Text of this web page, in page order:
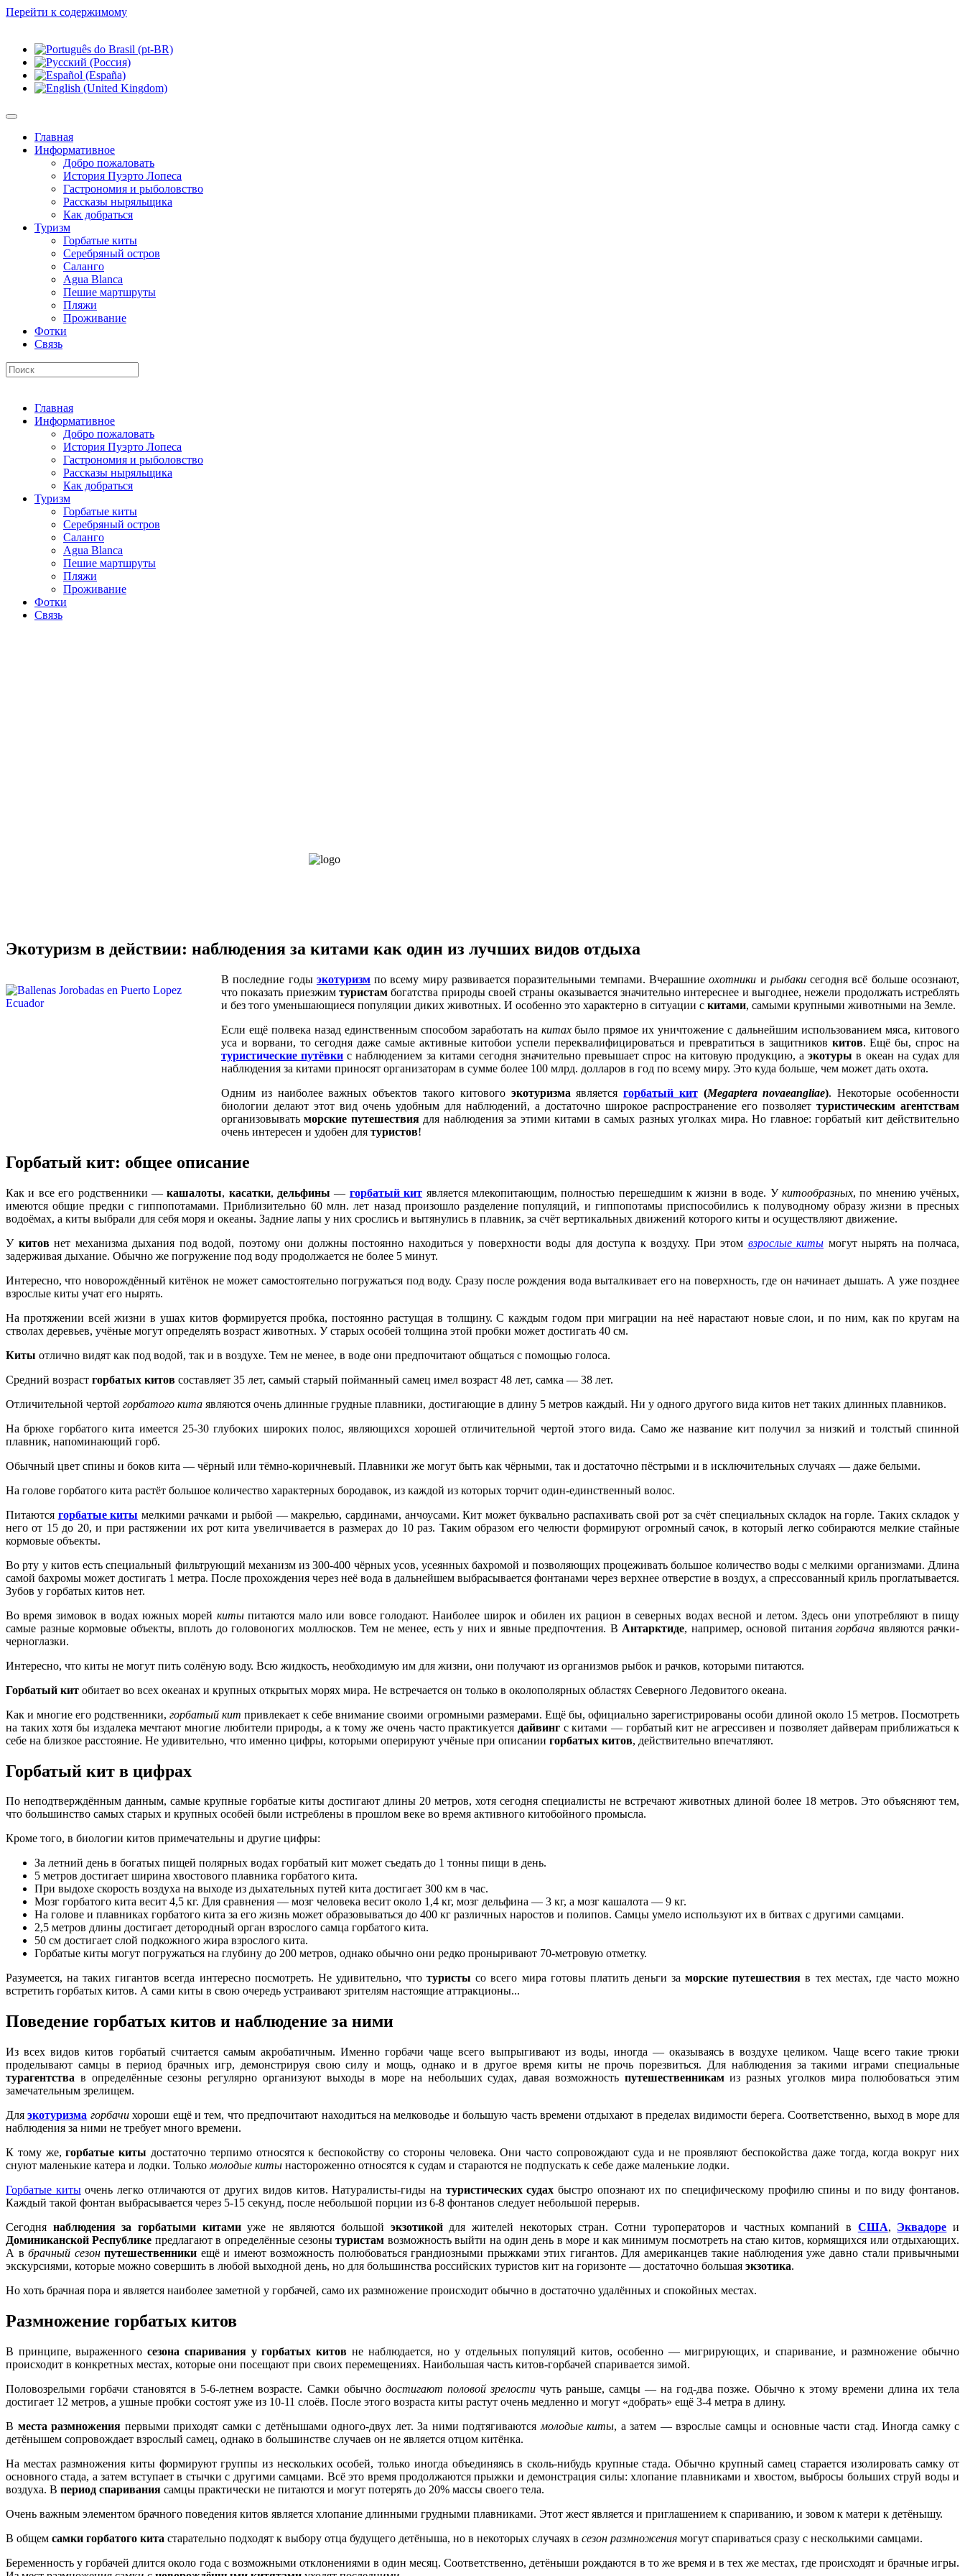
Перейти к содержимому
Главная
Информативное
Добро пожаловать
История Пуэрто Лопеса
Гастрономия и рыболовство
Рассказы ныряльщика
Как добраться
Туризм
Горбатые киты
Серебряный остров
Саланго
Agua Blanca
Пешие мартшруты
Пляжи
Проживание
Фотки
Связь
Главная
Информативное
Добро пожаловать
История Пуэрто Лопеса
Гастрономия и рыболовство
Рассказы ныряльщика
Как добраться
Туризм
Горбатые киты
Серебряный остров
Саланго
Agua Blanca
Пешие мартшруты
Пляжи
Проживание
Фотки
Связь
Экотуризм в действии: наблюдения за китами как один из лучших видов отдыха
В последние годы экотуризмпо всему миру развивается поразительными темпами. Вчерашниеохотники и рыбакисегодня всё больше осознают,
что показать приезжим туристам богатства природы своей страны оказывается значительно интереснее и выгоднее, нежели продолжать истреблять
и без того уменьшающиеся популяции диких животных. И особенно это характерно в ситуации с китами, самыми крупными животными на Земле.
Если ещё полвека назад единственным способом заработать на китахбыло прямое их уничтожение с дальнейшим использованием мяса, китового
уса и ворвани, то сегодня даже самые активные китобои успели переквалифицироваться и превратиться в защитников китов. Ещё бы, спрос на
туристические путёвки с наблюдением за китами сегодня значительно превышает спрос на китовую продукцию, аэкотуры в океан на судах для
наблюдения за китами приносят организаторам в сумме более 100 млрд. долларов в год по всему миру. Это куда больше, чем может дать охота.
Одним из наиболее важных объектов такого китового экотуризма являетсягорбатый кит(Megaptera novaeangliae). Некоторые особенности
биологии делают этот вид очень удобным для наблюдений, а достаточно широкое распространение его позволяет туристическим агентствам
организовыватьморские путешествиядля наблюдения за этими китами в самых разных уголках мира. Но главное: горбатый кит действительно
очень интересен и удобен для туристов!
Горбатый кит: общее описание
Как и все его родственники —кашалоты, касатки, дельфины — горбатый кит является млекопитающим, полностью перешедшим к жизни в воде. У китообразных, по мнению учёных,
имеются общие предки с гиппопотамами. Приблизительно 60 млн. лет назад произошло разделение популяций, и гиппопотамы приспособились к полуводному образу жизни в пресных
водоёмах, а киты выбрали для себя моря и океаны. Задние лапы у них срослись и вытянулись в плавник, за счёт вертикальных движений которого киты и осуществляют движение.
У китовнет механизма дыхания под водой, поэтому они должны постоянно находиться у поверхности воды для доступа к воздуху. При этом взрослые киты могут нырять на полчаса,
задерживая дыхание. Обычно же погружение под воду продолжается не более 5 минут.
Интересно, что новорождённый китёнок не может самостоятельно погружаться под воду. Сразу после рождения вода выталкивает его на поверхность, где он начинает дышать. А уже позднее
взрослые киты учат его нырять.
На протяжении всей жизни в ушах китов формируется пробка, постоянно растущая в толщину. С каждым годом при миграции на неё нарастают новые слои, и по ним, как по кругам на
стволах деревьев, учёные могут определять возраст животных. У старых особей толщина этой пробки может достигать 40 см.
Киты отлично видят как под водой, так и в воздухе. Тем не менее, в воде они предпочитают общаться с помощью голоса.
Средний возраст горбатых китов составляет 35 лет, самый старый пойманный самец имел возраст 48 лет, самка — 38 лет.
Отличительной чертой горбатого кита являются очень длинные грудные плавники, достигающие в длину 5 метров каждый. Ни у одного другого вида китов нет таких длинных плавников.
На брюхе горбатого кита имеется 25-30 глубоких широких полос, являющихся хорошей отличительной чертой этого вида. Само же название кит получил за низкий и толстый спинной
плавник, напоминающий горб.
Обычный цвет спины и боков кита — чёрный или тёмно-коричневый. Плавники же могут быть как чёрными, так и достаточно пёстрыми и в исключительных случаях — даже белыми.
На голове горбатого кита растёт большое количество характерных бородавок, из каждой из которых торчит один-единственный волос.
Питаются горбатые киты мелкими рачками и рыбой — макрелью, сардинами, анчоусами. Кит может буквально распахивать свой рот за счёт специальных складок на горле. Таких складок у
него от 15 до 20, и при растяжении их рот кита увеличивается в размерах до 10 раз. Таким образом его челюсти формируют огромный сачок, в который легко собираются мелкие стайные
кормовые объекты.
Во рту у китов есть специальный фильтрующий механизм из 300-400 чёрных усов, усеянных бахромой и позволяющих процеживать большое количество воды с мелкими организмами. Длина
самой бахромы может достигать 1 метра. После прохождения через неё вода в дальнейшем выбрасывается фонтанами через верхнее отверстие в воздух, а спрессованный криль проглатывается.
Зубов у горбатых китов нет.
Во время зимовок в водах южных морей китыпитаются мало или вовсе голодают. Наиболее широк и обилен их рацион в северных водах весной и летом. Здесь они употребляют в пищу
самые разные кормовые объекты, вплоть до головоногих моллюсков. Тем не менее, есть у них и явные предпочтения. В Антарктиде, например, основой питания горбача являются рачки-
черноглазки.
Интересно, что киты не могут пить солёную воду. Всю жидкость, необходимую им для жизни, они получают из организмов рыбок и рачков, которыми питаются.
Горбатый кит обитает во всех океанах и крупных открытых морях мира. Не встречается он только в околополярных областях Северного Ледовитого океана.
Как и многие его родственники,горбатый кит привлекает к себе внимание своими огромными размерами. Ещё бы, официально зарегистрированы особи длиной около 15 метров. Посмотреть
на таких хотя бы издалека мечтают многие любители природы, а к тому же очень часто практикуется дайвингс китами — горбатый кит не агрессивен и позволяет дайверам приближаться к
себе на близкое расстояние. Не удивительно, что именно цифры, которыми оперируют учёные при описании горбатых китов, действительно впечатляют.
Горбатый кит в цифрах
По неподтверждённым данным, самые крупные горбатые киты достигают длины 20 метров, хотя сегодня специалисты не встречают животных длиной более 18 метров. Это объясняют тем,
что большинство самых старых и крупных особей были истреблены в прошлом веке во время активного китобойного промысла.
Кроме того, в биологии китов примечательны и другие цифры:
За летний день в богатых пищей полярных водах горбатый кит может съедать до 1 тонны пищи в день.
5 метров достигает ширина хвостового плавника горбатого кита.
При выдохе скорость воздуха на выходе из дыхательных путей кита достигает 300 км в час.
Мозг горбатого кита весит 4,5 кг. Для сравнения — мозг человека весит около 1,4 кг, мозг дельфина — 3 кг, а мозг кашалота — 9 кг.
На голове и плавниках горбатого кита за его жизнь может образовываться до 400 кг различных наростов и полипов. Самцы умело используют их в битвах с другими самцами.
2,5 метров длины достигает детородный орган взрослого самца горбатого кита.
50 см достигает слой подкожного жира взрослого кита.
Горбатые киты могут погружаться на глубину до 200 метров, однако обычно они редко проныривают 70-метровую отметку.
Разумеется, на таких гигантов всегда интересно посмотреть. Не удивительно, чтотуристы со всего мира готовы платить деньги заморские путешествия в тех местах, где часто можно
встретить горбатых китов. А сами киты в свою очередь устраивают зрителям настоящие аттракционы...
Поведение горбатых китов и наблюдение за ними
Из всех видов китов горбатый считается самым акробатичным. Именно горбачи чаще всего выпрыгивают из воды, иногда — оказываясь в воздухе целиком. Чаще всего такие трюки
проделывают самцы в период брачных игр, демонстрируя свою силу и мощь, однако и в другое время киты не прочь порезвиться. Для наблюдения за такими играми специальные
турагентства в определённые сезоны регулярно организуют выходы в море на небольших судах, давая возможность путешественникамиз разных уголков мира полюбоваться этим
замечательным зрелищем.
Дляэкотуризма горбачихороши ещё и тем, что предпочитают находиться на мелководье и большую часть времени отдыхают в пределах видимости берега. Соответственно, выход в море для
наблюдения за ними не требует много времени.
К тому же,горбатые киты достаточно терпимо относятся к беспокойству со стороны человека. Они часто сопровождают суда и не проявляют беспокойства даже тогда, когда вокруг них
снуют маленькие катера и лодки. Только молодые киты настороженно относятся к судам и стараются не подпускать к себе даже маленькие лодки.
Горбатые китыочень легко отличаются от других видов китов. Натуралисты-гиды на туристических судах быстро опознают их по специфическому профилю спины и по виду фонтанов.
Каждый такой фонтан выбрасывается через 5-15 секунд, после небольшой порции из 6-8 фонтанов следует небольшой перерыв.
Сегодня наблюдения за горбатыми китамиуже не являются большой экзотикойдля жителей некоторых стран. Сотни туроператоров и частных компаний в США, Эквадоре и
Доминиканской Республике предлагают в определённые сезонытуристам возможность выйти на один день в море и как минимум посмотреть на стаю китов, кормящихся или отдыхающих.
А вбрачный сезон путешественники ещё и имеют возможность полюбоваться грандиозными прыжками этих гигантов. Для американцев такие наблюдения уже давно стали привычными
экскурсиями, которые можно совершить в любой выходной день, но для большинства российских туристов кит на горизонте — достаточно большая экзотика.
Но хоть брачная пора и является наиболее заметной у горбачей, само их размножение происходит обычно в достаточно удалённых и спокойных местах.
Размножение горбатых китов
В принципе, выраженногосезона спаривания у горбатых китов не наблюдается, но у отдельных популяций китов, особенно — мигрирующих, и спаривание, и размножение обычно
происходит в конкретных местах, которые они посещают при своих перемещениях. Наибольшая часть китов-горбачей спаривается зимой.
Половозрелыми горбачи становятся в 5-6-летнем возрасте. Самки обычно достигают половой зрелостичуть раньше, самцы — на год-два позже. Обычно к этому времени длина их тела
достигает 12 метров, а ушные пробки состоят уже из 10-11 слоёв. После этого возраста киты растут очень медленно и могут «добрать» ещё 3-4 метра в длину.
В места размножения первыми приходят самки с детёнышами одного-двух лет. За ними подтягиваются молодые киты, а затем — взрослые самцы и основные части стад. Иногда самку с
детёнышем сопровождает взрослый самец, однако в большинстве случаев он не является отцом китёнка.
На местах размножения киты формируют группы из нескольких особей, только иногда объединяясь в сколь-нибудь крупные стада. Обычно крупный самец старается изолировать самку от
основного стада, а затем вступает в стычки с другими самцами. Всё это время продолжаются прыжки и демонстрация силы: хлопание плавниками и хвостом, выбросы больших струй воды и
воздуха. В период спаривания самцы практически не питаются и могут потерять до 20% массы своего тела.
Очень важным элементом брачного поведения китов является хлопание длинными грудными плавниками. Этот жест является и приглашением к спариванию, и зовом к матери к детёнышу.
В общем самки горбатого кита старательно подходят к выбору отца будущего детёныша, но в некоторых случаях в сезон размножения могут спариваться сразу с несколькими самцами.
Беременность у горбачей длится около года с возможными отклонениями в один месяц. Соответственно, детёныши рождаются в то же время и в тех же местах, где происходят и брачные игры.